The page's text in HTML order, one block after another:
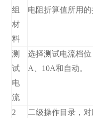
组
材
料
电阻折算值所用的
测
试
电
流
选择测试电流档
A、10A和自动。
2 二级操作目录，